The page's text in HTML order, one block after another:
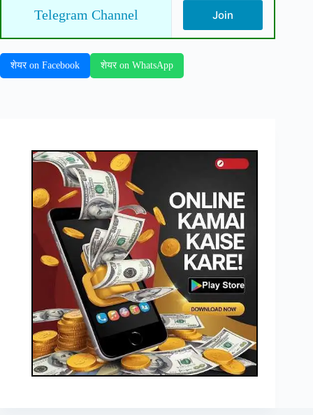
Telegram Channel Join
शेयर on Facebook शेयर on WhatsApp